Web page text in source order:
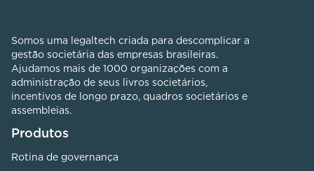
Somos uma legaltech criada para descomplicar a
gestão societária das empresas brasileiras.
Ajudamos mais de 1000 organizações com a
administração de seus livros societários,
incentivos de longo prazo, quadros societários e
assembleias.
Produtos
Rotina de governança